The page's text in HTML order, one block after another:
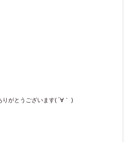
がとうございます( ´∀｀ )